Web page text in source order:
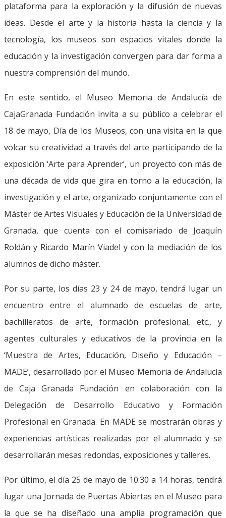
plataforma para la exploración y la difusión de nuevas
ideas. Desde el arte y la historia hasta la ciencia y la
tecnología, los museos son espacios vitales donde la
educación y la investigación convergen para dar forma a
nuestra comprensión del mundo.
En este sentido, el Museo Memoria de Andalucía de
CajaGranada Fundación invita a su público a celebrar el
18 de mayo, Día de los Museos, con una visita en la que
volcar su creatividad a través del arte participando de la
exposición ‘Arte para Aprender’, un proyecto con más de
una década de vida que gira en torno a la educación, la
investigación y el arte, organizado conjuntamente con el
Máster de Artes Visuales y Educación de la Universidad de
Granada, que cuenta con el comisariado de Joaquín
Roldán y Ricardo Marín Viadel y con la mediación de los
alumnos de dicho máster.
Por su parte, los días 23 y 24 de mayo, tendrá lugar un
encuentro entre el alumnado de escuelas de arte,
bachilleratos de arte, formación profesional, etc., y
agentes culturales y educativos de la provincia en la
‘Muestra de Artes, Educación, Diseño y Educación –
MADE’, desarrollado por el Museo Memoria de Andalucía
de Caja Granada Fundación en colaboración con la
Delegación de Desarrollo Educativo y Formación
Profesional en Granada. En MADE se mostrarán obras y
experiencias artísticas realizadas por el alumnado y se
desarrollarán mesas redondas, exposiciones y talleres.
Por último, el día 25 de mayo de 10:30 a 14 horas, tendrá
lugar una Jornada de Puertas Abiertas en el Museo para
la que se ha diseñado una amplia programación que